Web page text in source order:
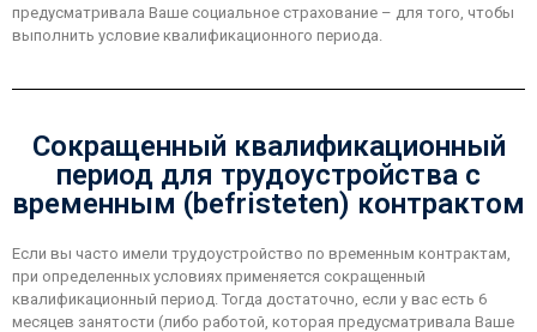
предусматривала Ваше социальное страхование – для того, чтобы
выполнить условие квалификационного периода.
Сокращенный квалификационный
период для трудоустройства с
временным (befristeten) контрактом
Если вы часто имели трудоустройство по временным контрактам,
при определенных условиях применяется сокращенный
квалификационный период. Тогда достаточно, если у вас есть 6
месяцев занятости (либо работой, которая предусматривала Ваше